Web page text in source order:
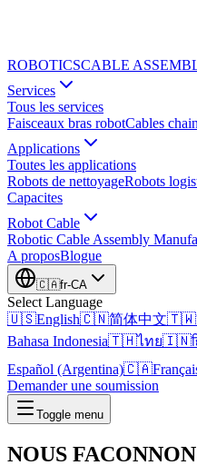
ROBOTICSCABLE
Services
Tous les services
Faisceaux bras robotCables
Applications
Toutes les applications
Robots de nettoyageRobots
Capacites
Robot Cable
Robotic Cable Assembly
A proposBlogue
🇨🇦fr-CA
Select Language
🇺🇸English🇨🇳简体中文🇹🇼
Bahasa Indonesia🇹🇭ไทย🇮🇳
Español (Argentina)🇨🇦
Demander une soumission
Toggle menu
NOUS